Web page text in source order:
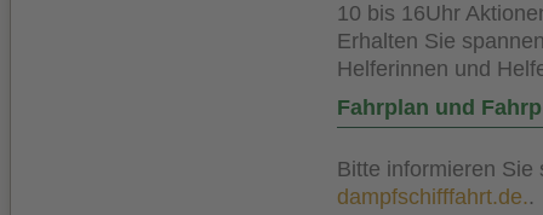
10 bis 16Uhr
Erhalten Sie
Helferinnen und
Fahrplan und
Bitte informieren
dampfschifffahrt.de..